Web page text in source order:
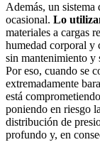
Además, un sistema
ocasional. Lo
materiales a cargas
humedad corporal y
sin mantenimiento y
Por eso, cuando se
extremadamente
está
poniendo en riesgo
distribución de
profundo y, en